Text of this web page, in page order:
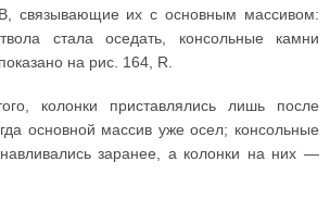
связывающие их с основным массивом:
стала оседать, консольные камни
на рис. 164, R.
колонки приставлялись лишь после
основной массив уже осел; консольные
заранее, а колонки на них —